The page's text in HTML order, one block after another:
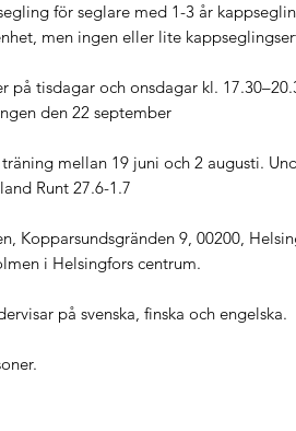
för seglare med 1-3 år
men ingen eller lite
på tisdagar och onsdagar kl.
den 22 september
mellan 19 juni och 2 augusti.
Runt 27.6-1.7
Kopparsundsgränden 9, 00200,
i Helsingfors centrum.
på svenska, finska och engelska.